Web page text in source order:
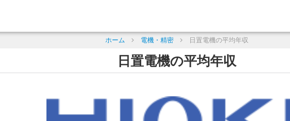
ホーム 電機・精密 日置電機の平均年収
日置電機の平均年収